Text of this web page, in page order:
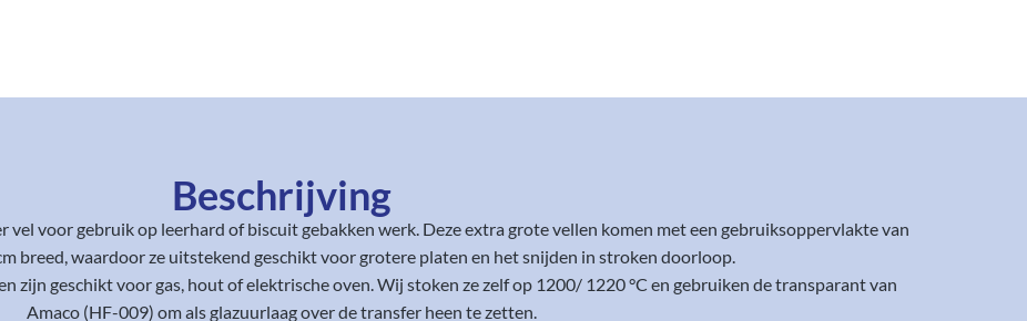
Beschrijving
vel voor gebruik op leerhard of biscuit gebakken werk. Deze extra grote vellen komen met een gebruiksoppervlakte van
breed, waardoor ze uitstekend geschikt voor grotere platen en het snijden in stroken doorloop.
zijn geschikt voor gas, hout of elektrische oven. Wij stoken ze zelf op 1200/ 1220 °C en gebruiken de transparant van
Amaco (HF-009) om als glazuurlaag over de transfer heen te zetten.